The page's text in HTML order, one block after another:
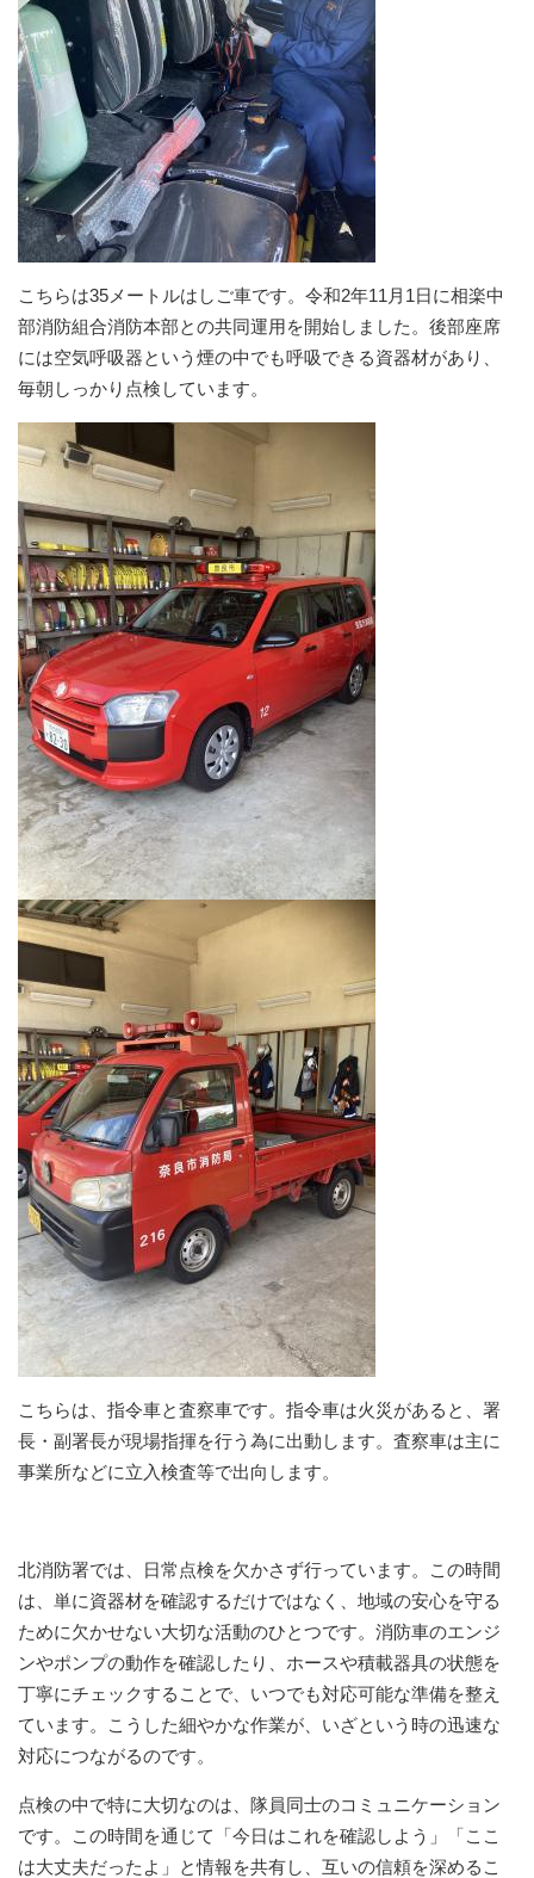
こちらは35メートルはしご車です。令和2年11月1日に相楽中
部消防組合消防本部との共同運用を開始しました。後部座席
には空気呼吸器という煙の中でも呼吸できる資器材があり、
毎朝しっかり点検しています。
こちらは、指令車と査察車です。指令車は火災があると、署
長・副署長が現場指揮を行う為に出動します。査察車は主に
事業所などに立入検査等で出向します。
北消防署では、日常点検を欠かさず行っています。この時間
は、単に資器材を確認するだけではなく、地域の安心を守る
ために欠かせない大切な活動のひとつです。消防車のエンジ
ンやポンプの動作を確認したり、ホースや積載器具の状態を
丁寧にチェックすることで、いつでも対応可能な準備を整え
ています。こうした細やかな作業が、いざという時の迅速な
対応につながるのです。
点検の中で特に大切なのは、隊員同士のコミュニケーション
です。この時間を通じて「今日はこれを確認しよう」「ここ
は大丈夫だったよ」と情報を共有し、互いの信頼を深めるこ